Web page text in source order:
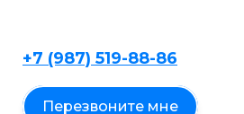
+7 (987) 519-88-86
Перезвоните мне